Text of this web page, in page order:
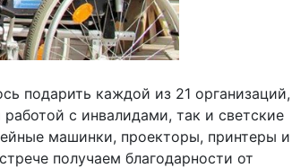
подарить каждой из 21 организаций,
с инвалидами, так и светские
машинки, проекторы, принтеры и
получаем благодарности от